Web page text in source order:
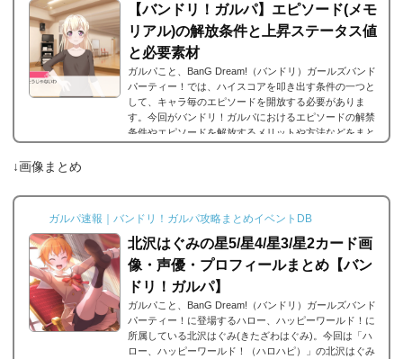
【バンドリ！ガルパ】エピソード(メモ
リアル)の解放条件と上昇ステータス値
と必要素材
ガルパこと、BanG Dream!（バンドリ）ガールズバンド
パーティー！では、ハイスコアを叩き出す条件の一つと
して、キャラ毎のエピソードを開放する必要がありま
す。今回がバンドリ！ガルパにおけるエピソードの解禁
条件やエピソードを解放するメリットや方法などをまと
す。エピソードは各キャラクターの詳細にあり、解放す
よ...
↓画像まとめ
ガルパ速報｜バンドリ！ガルパ攻略まとめイベントDB
北沢はぐみの星5/星4/星3/星2カード画
像・声優・プロフィールまとめ【バン
ドリ！ガルパ】
ガルパこと、BanG Dream!（バンドリ）ガールズバンド
パーティー！に登場するハロー、ハッピーワールド！に
所属している北沢はぐみ(きたざわはぐみ)。今回は「ハ
ロー、ハッピーワールド！（ハロハピ）」の北沢はぐみ